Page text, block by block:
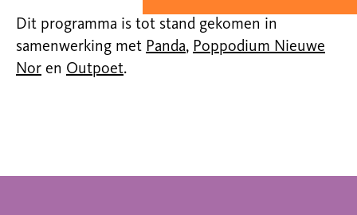
Dit programma is tot stand gekomen in
samenwerking met Panda, Poppodium Nieuwe
Nor en Outpoet.